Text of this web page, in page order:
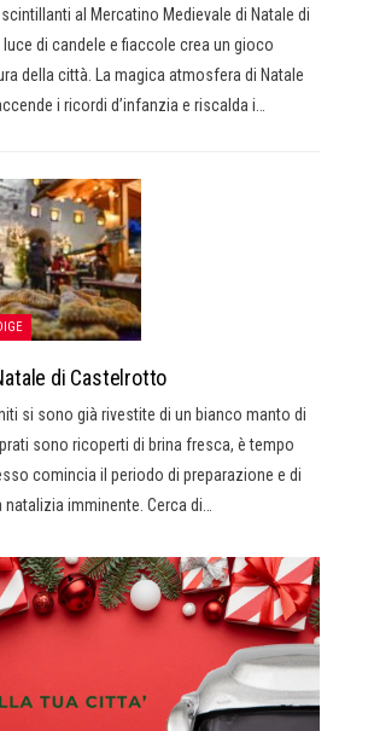
al Mercatino Medievale di Natale di
luce di candele e fiaccole crea un gioco
della città. La magica atmosfera di Natale
i ricordi d’infanzia e riscalda i…
di Castelrotto
si sono già rivestite di un bianco manto di
sono ricoperti di brina fresca, è tempo
comincia il periodo di preparazione e di
imminente. Cerca di…